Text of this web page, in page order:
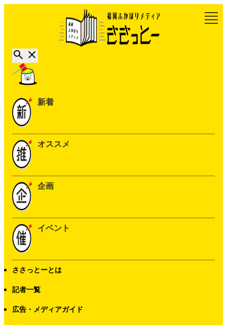
新着
オススメ
企画
イベント
ささっとーとは
記者一覧
広告・メディアガイド